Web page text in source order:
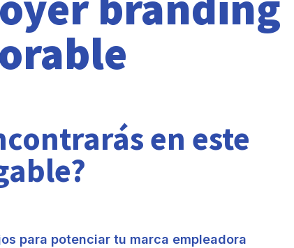
en este
para potenciar tu marca empleadora